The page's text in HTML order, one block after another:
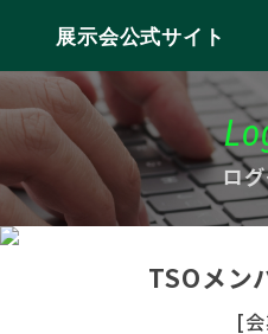
展示会公式サイト
ロ
TSOメン
[